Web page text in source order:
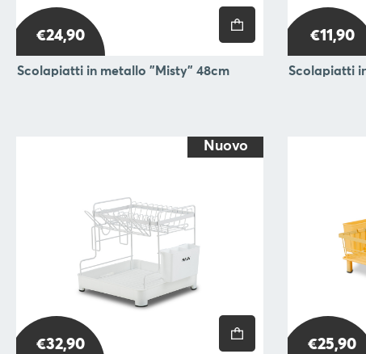
€24,90
Scolapiatti in metallo "Misty" 48cm
€11,90
Scolapiatti
Nuovo
€32,90 €25,90